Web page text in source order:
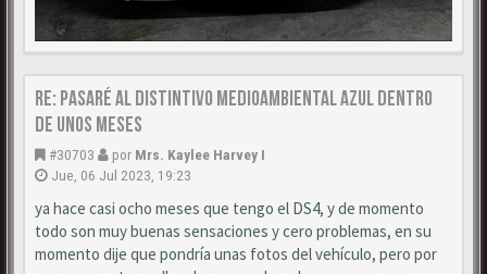
Re: Pasaré al distintivo medioambiental azul dentro
de unos meses
#30703 por Mrs. Kaylee Harvey I
Jue, 06 Jul 2023, 19:23
ya hace casi ocho meses que tengo el DS4, y de momento
todo son muy buenas sensaciones y cero problemas, en su
momento dije que pondría unas fotos del vehículo, pero por